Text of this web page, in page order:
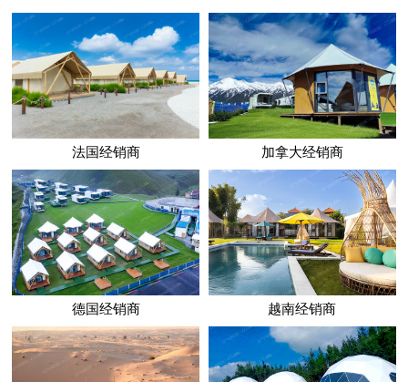
法国经销商 加拿大经销商
德国经销商 越南经销商